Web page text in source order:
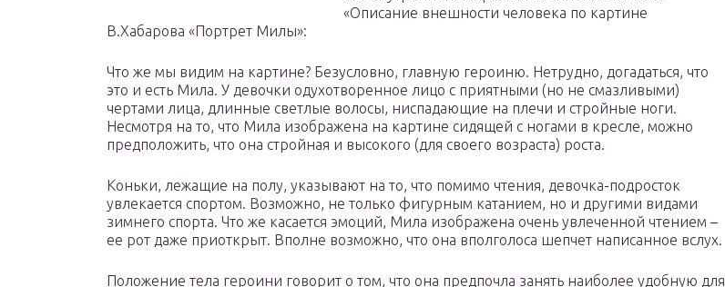
«Описание внешности человека по картине
В.Хабарова «Портрет Милы»:
Что же мы видим на картине? Безусловно, главную героиню. Нетрудно, догадаться, что
это и есть Мила. У девочки одухотворенное лицо с приятными (но не смазливыми)
чертами лица, длинные светлые волосы, ниспадающие на плечи и стройные ноги.
Несмотря на то, что Мила изображена на картине сидящей с ногами в кресле, можно
предположить, что она стройная и высокого (для своего возраста) роста.
Коньки, лежащие на полу, указывают на то, что помимо чтения, девочка-подросток
увлекается спортом. Возможно, не только фигурным катанием, но и другими видами
зимнего спорта. Что же касается эмоций, Мила изображена очень увлеченной чтением –
ее рот даже приоткрыт. Вполне возможно, что она вполголоса шепчет написанное вслух.
Положение тела героини говорит о том, что она предпочла занять наиболее удобную для